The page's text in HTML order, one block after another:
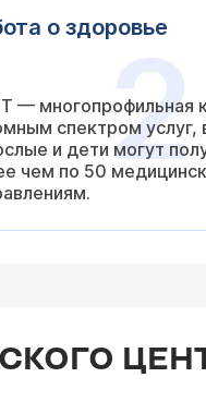
2
о здоровье
— многопрофильная
спектром услуг,
и дети могут
чем по 50